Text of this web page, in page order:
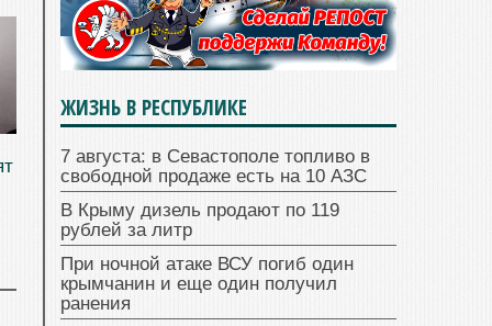
ЖИЗНЬ В РЕСПУБЛИКЕ
7 августа: в Севастополе топливо в
свободной продаже есть на 10 АЗС
В Крыму дизель продают по 119
рублей за литр
При ночной атаке ВСУ погиб один
крымчанин и еще один получил
ранения